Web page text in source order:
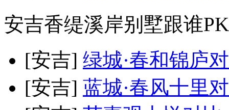
安吉香缇溪岸别墅跟谁PK
[安吉] 绿城·春和锦庐
[安吉] 蓝城·春风十里